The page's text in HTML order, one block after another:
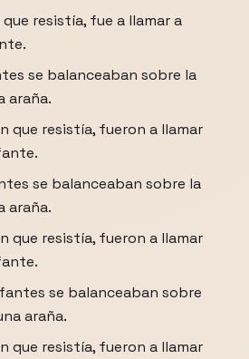
que resistía, fue a llamar a
se balanceaban sobre la
araña.
que resistía, fueron a llamar
se balanceaban sobre la
araña.
que resistía, fueron a llamar
se balanceaban sobre
araña.
que resistía, fueron a llamar